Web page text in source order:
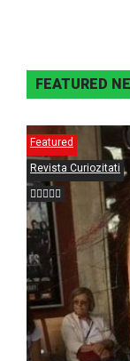
FEATURED
Featured
Revista Curiozitati